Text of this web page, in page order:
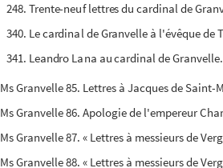
248. Trente-neuf lettres du cardinal de
340. Le cardinal de Granvelle à l'évêque de
341. Leandro Lana au cardinal de
Ms Granvelle 85. Lettres à Jacques de
Ms Granvelle 86. Apologie de l'empereur
Ms Granvelle 87. « Lettres à messieurs de
Ms Granvelle 88. « Lettres à messieurs de